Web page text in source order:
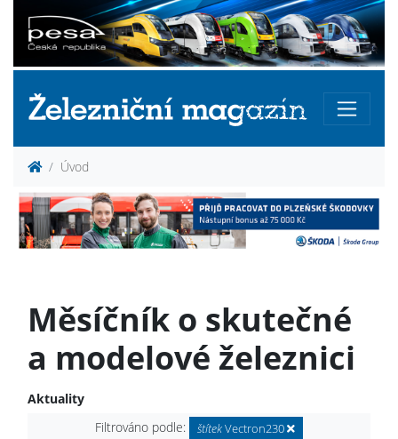
Úvod
Měsíčník o skutečné
a modelové železnici
Aktuality
Filtrováno podle:
štítekVectron230